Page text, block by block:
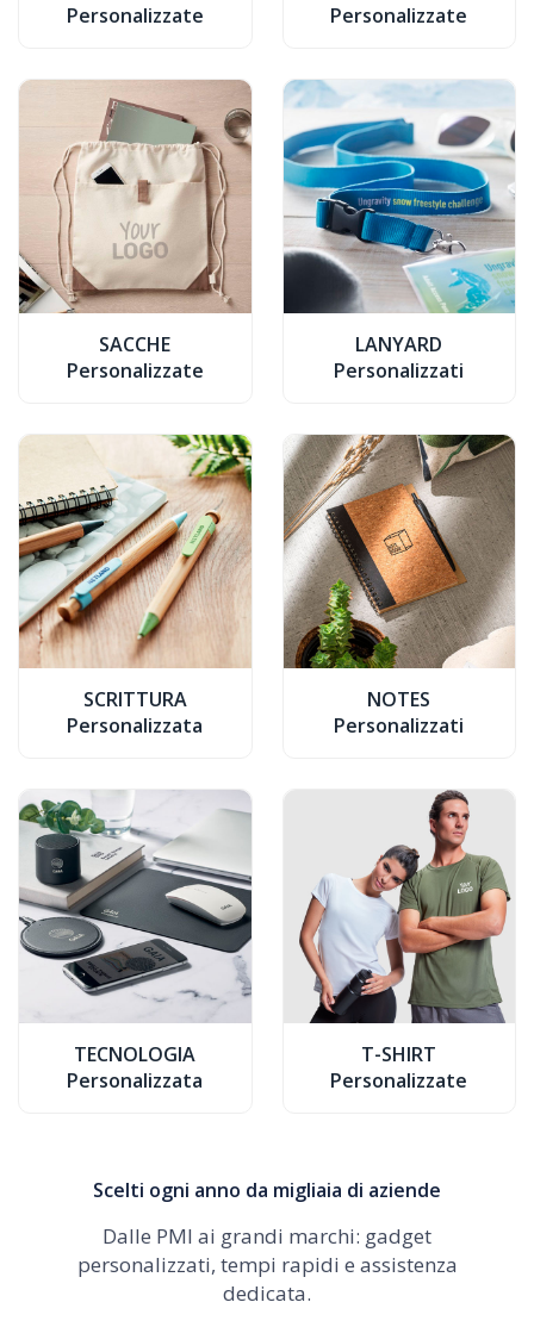
Personalizzate
Personalizzate
SACCHE
Personalizzate
LANYARD
Personalizzati
SCRITTURA
Personalizzata
NOTES
Personalizzati
TECNOLOGIA
Personalizzata
T-SHIRT
Personalizzate
Scelti ogni anno da migliaia di aziende
Dalle PMI ai grandi marchi: gadget
personalizzati, tempi rapidi e assistenza
dedicata.